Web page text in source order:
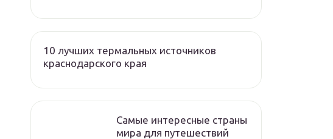
10 лучших термальных источников
краснодарского края
Самые интересные страны
мира для путешествий